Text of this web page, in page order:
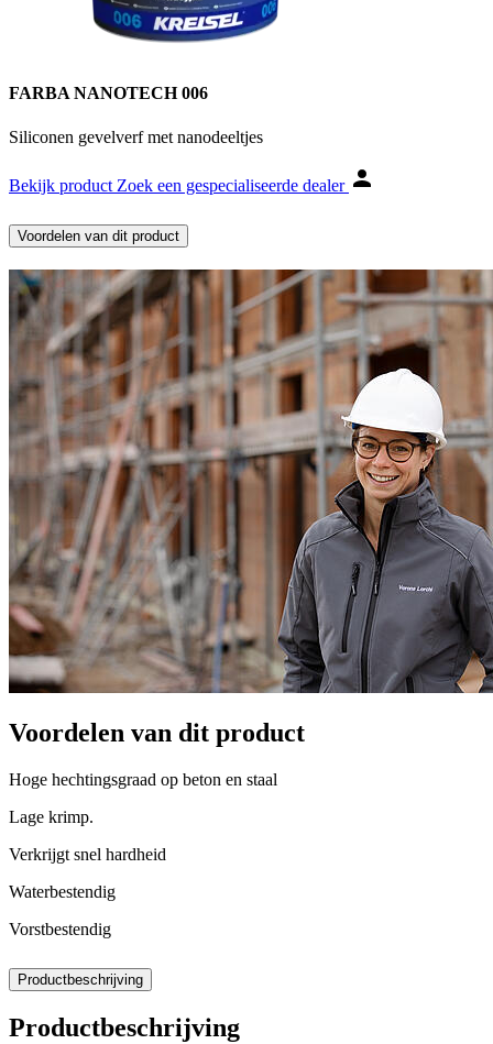
FARBA NANOTECH 006
Siliconen gevelverf met nanodeeltjes
Bekijk product Zoek een gespecialiseerde dealer
Voordelen van dit product
Voordelen van dit product
Hoge hechtingsgraad op beton en staal
Lage krimp.
Verkrijgt snel hardheid
Waterbestendig
Vorstbestendig
Productbeschrijving
Productbeschrijving